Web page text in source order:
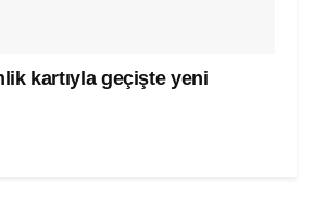
kartıyla geçişte yeni